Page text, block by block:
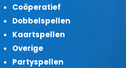
Coöperatief
Dobbelspellen
Kaartspellen
Overige
Partyspellen